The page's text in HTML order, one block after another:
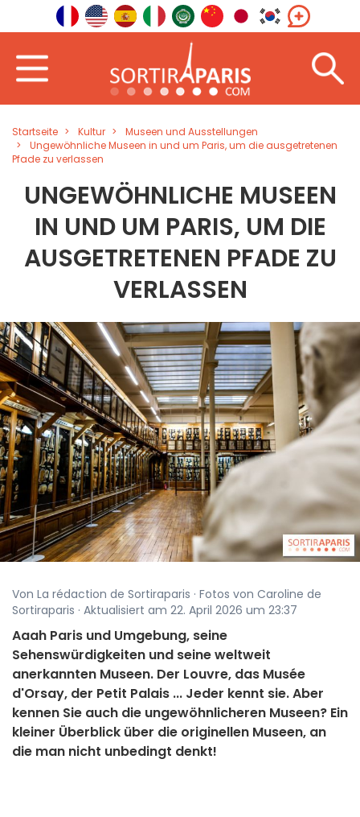
Startseite Kultur
Museen und Ausstellungen
Ungewöhnliche Museen in und um Paris, um die ausgetretenen
Pfade zu verlassen
UNGEWÖHNLICHE MUSEEN
IN UND UM PARIS, UM DIE
AUSGETRETENEN PFADE ZU
VERLASSEN
Von La rédaction de Sortiraparis · Fotos von Caroline de
Sortiraparis · Aktualisiert am 22. April 2026 um 23:37
Aaah Paris und Umgebung, seine
Sehenswürdigkeiten und seine weltweit
anerkannten Museen. Der Louvre, das Musée
d'Orsay, der Petit Palais ... Jeder kennt sie. Aber
kennen Sie auch die ungewöhnlicheren Museen? Ein
kleiner Überblick über die originellen Museen, an
die man nicht unbedingt denkt!